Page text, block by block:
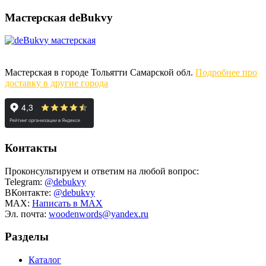
Мастерская deBukvy
Мастерская в городе Тольятти Самарской обл. Подробнее про
доставку в другие города
Контакты
Проконсультируем и ответим на любой вопрос:
Telegram: @debukvy
ВКонтакте: @debukvy
MAX: Написать в MAX
Эл. почта: woodenwords@yandex.ru
Разделы
Каталог